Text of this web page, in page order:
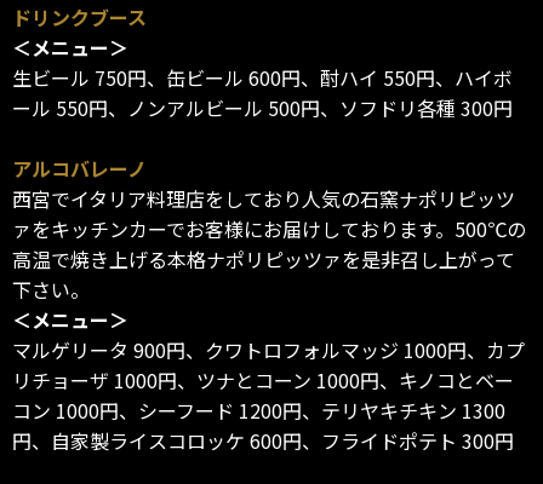
ドリンクブース
＜メニュー＞
生ビール 750円、缶ビール 600円、酎ハイ 550円、ハイボ
ール 550円、ノンアルビール 500円、ソフドリ各種 300円
アルコバレーノ
西宮でイタリア料理店をしており人気の石窯ナポリピッツ
ァをキッチンカーでお客様にお届けしております。500℃の
高温で焼き上げる本格ナポリピッツァを是非召し上がって
下さい。
＜メニュー＞
マルゲリータ 900円、クワトロフォルマッジ 1000円、カプ
リチョーザ 1000円、ツナとコーン 1000円、キノコとベー
コン 1000円、シーフード 1200円、テリヤキチキン 1300
円、自家製ライスコロッケ 600円、フライドポテト 300円